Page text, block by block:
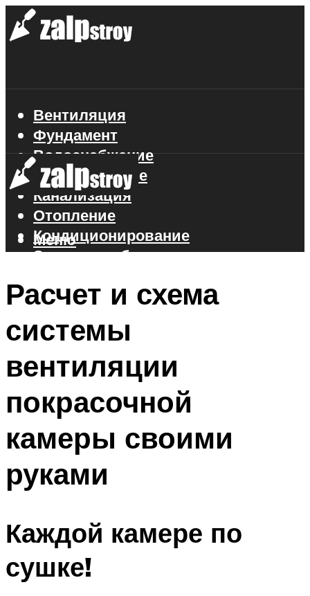
Вентиляция
Фундамент
Водоснабжение
Газоснабжение
Канализация
Отопление
Кондиционирование
Электроснабжение
Меню
Меню
Расчет и схема
системы
вентиляции
покрасочной
камеры своими
руками
Каждой камере по
сушке!